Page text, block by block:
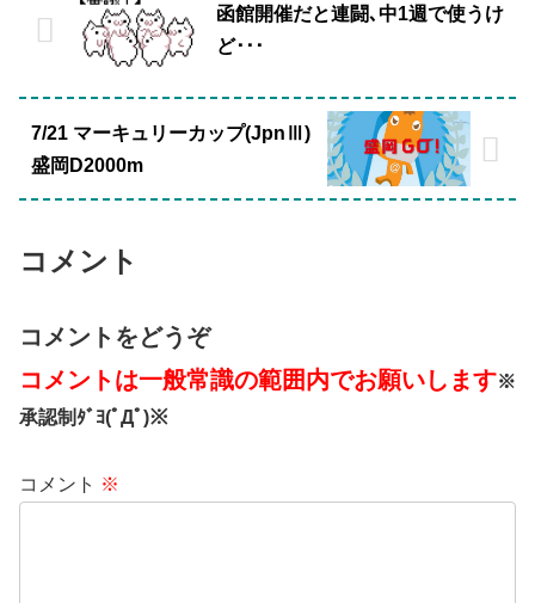
函館開催だと連闘､中1週で使うけ
ど･･･
7/21 マーキュリーカップ(JpnⅢ)
盛岡D2000m
コメント
コメントをどうぞ
コメントは一般常識の範囲内でお願いします※
承認制ﾀﾞﾖ(ﾟДﾟ)※
コメント ※